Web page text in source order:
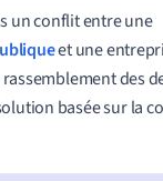
un conflit entre une
et une
des
basée sur la